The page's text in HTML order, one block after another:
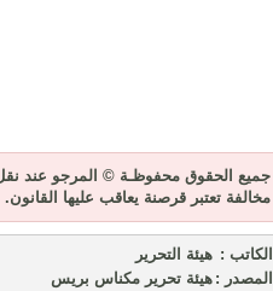
جميع الحقوق محفوظـة © المرجو عند
مخالفة تعتبر قرصنة يعاقب عليها القانون.
الكاتب : هيئة التحرير
المصدر : هيئة تحرير مكناس بريس